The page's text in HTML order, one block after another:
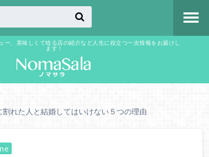
ー、美味しくて唸る店の紹介など人生に役立つ一次情報をお届けし
ます！
れた人と結婚してはいけない５つの理由